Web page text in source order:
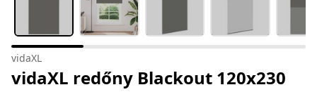
vidaXL
vidaXL redőny Blackout 120x230